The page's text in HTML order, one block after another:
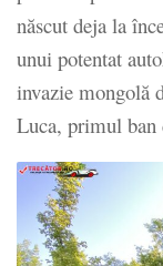
născut deja la
unui potentat
invazie mongolă
Luca, primul ban